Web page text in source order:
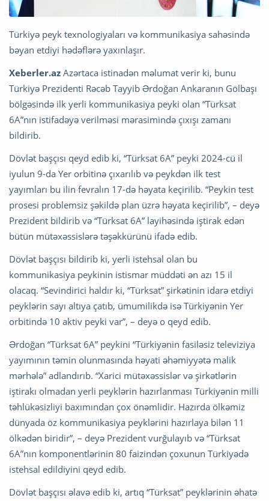
Türkiyə peyk texnologiyaları və kommunikasiya sahəsində
bəyan etdiyi hədəflərə yaxınlaşır.
Xeberler.az Azərtaca istinadən məlumat verir ki, bunu
Türkiyə Prezidenti Rəcəb Tayyib Ərdoğan Ankaranın Gölbaşı
bölgəsində ilk yerli kommunikasiya peyki olan “Türksat
6A”nın istifadəyə verilməsi mərasimində çıxışı zamanı
bildirib.
Dövlət başçısı qeyd edib ki, “Türksat 6A” peyki 2024-cü il
iyulun 9-da Yer orbitinə çıxarılıb və peykdən ilk test
yayımları bu ilin fevralın 17-də həyata keçirilib. “Peykin test
prosesi problemsiz şəkildə plan üzrə həyata keçirilib”, – deyə
Prezident bildirib və “Türksat 6A” layihəsində iştirak edən
bütün mütəxəssislərə təşəkkürünü ifadə edib.
Dövlət başçısı bildirib ki, yerli istehsal olan bu
kommunikasiya peykinin istismar müddəti ən azı 15 il
olacaq. “Sevindirici haldır ki, “Türksat” şirkətinin idarə etdiyi
peyklərin sayı altıya çatıb, ümumilikdə isə Türkiyənin Yer
orbitində 10 aktiv peyki var”, – deyə o qeyd edib.
Ərdoğan “Türksat 6A” peykini “Türkiyənin fasiləsiz televiziya
yayımının təmin olunmasında həyati əhəmiyyətə malik
mərhələ” adlandırıb. “Xarici mütəxəssislər və şirkətlərin
iştirakı olmadan yerli peyklərin hazırlanması Türkiyənin milli
təhlükəsizliyi baxımından çox önəmlidir. Hazırda ölkəmiz
dünyada öz kommunikasiya peyklərini hazırlaya bilən 11
ölkədən biridir”, – deyə Prezident vurğulayıb və “Türksat
6A”nın komponentlərinin 80 faizindən çoxunun Türkiyədə
istehsal edildiyini qeyd edib.
Dövlət başçısı əlavə edib ki, artıq “Türksat” peyklərinin əhatə